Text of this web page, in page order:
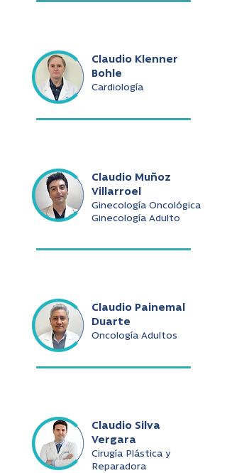
Claudio Klenner
Bohle
Cardiología
Claudio Muñoz
Villarroel
Ginecología Oncológica
Ginecología Adulto
Claudio Painemal
Duarte
Oncología Adultos
Claudio Silva
Vergara
Cirugía Plástica y
Reparadora